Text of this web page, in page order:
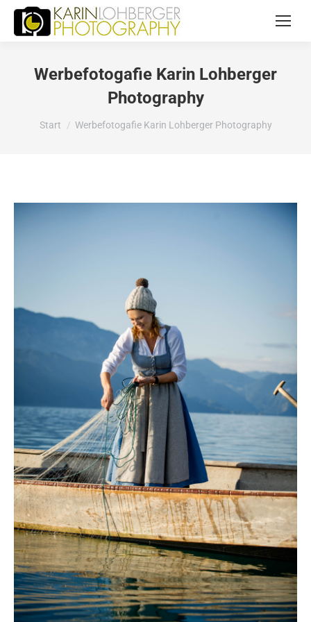
Werbefotogafie Karin Lohberger
Photography
Sie befinden sich hier:
Start Werbefotogafie Karin Lohberger Photography